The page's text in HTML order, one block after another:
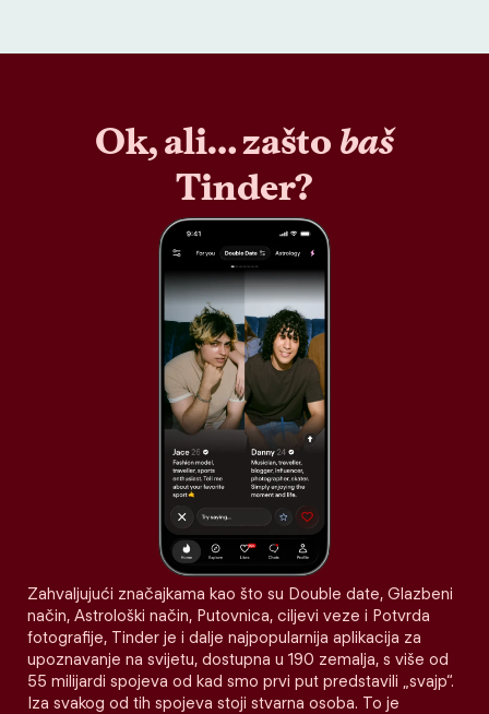
Ok, ali… zašto baš
Tinder?
Zahvaljujući značajkama kao što su Double date, Glazbeni
način, Astrološki način, Putovnica, ciljevi veze i Potvrda
fotografije, Tinder je i dalje najpopularnija aplikacija za
upoznavanje na svijetu, dostupna u 190 zemalja, s više od
55 milijardi spojeva od kad smo prvi put predstavili „svajp“.
Iza svakog od tih spojeva stoji stvarna osoba. To je